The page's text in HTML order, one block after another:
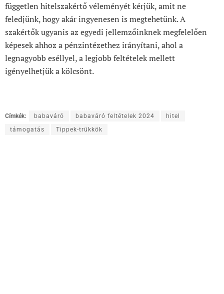
független hitelszakértő véleményét kérjük, amit ne
feledjünk, hogy akár ingyenesen is megtehetünk. A
szakértők ugyanis az egyedi jellemzőinknek megfelelően
képesek ahhoz a pénzintézethez irányítani, ahol a
legnagyobb eséllyel, a legjobb feltételek mellett
igényelhetjük a kölcsönt.
Címkék: babaváró babaváró feltételek 2024
hitel
támogatás
Tippek-trükkök